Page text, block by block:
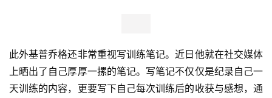
此外基普乔格还非常重视写训练笔记。近日他就在社交媒体
上晒出了自己厚厚一摞的笔记。写笔记不仅仅是纪录自己一
天训练的内容，更要写下自己每次训练后的收获与感想，通